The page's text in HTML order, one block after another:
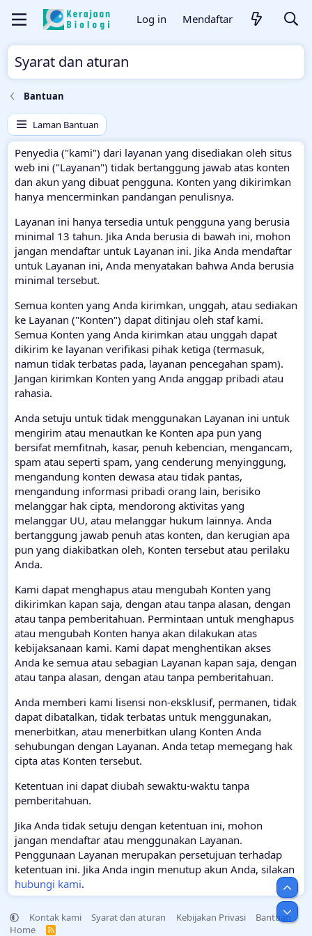
Log in Mendaftar
Syarat dan aturan
Bantuan
Laman Bantuan
Penyedia ("kami") dari layanan yang disediakan oleh situs
web ini ("Layanan") tidak bertanggung jawab atas konten
dan akun yang dibuat pengguna. Konten yang dikirimkan
hanya mencerminkan pandangan penulisnya.
Layanan ini hanya tersedia untuk pengguna yang berusia
minimal 13 tahun. Jika Anda berusia di bawah ini, mohon
jangan mendaftar untuk Layanan ini. Jika Anda mendaftar
untuk Layanan ini, Anda menyatakan bahwa Anda berusia
minimal tersebut.
Semua konten yang Anda kirimkan, unggah, atau sediakan
ke Layanan ("Konten") dapat ditinjau oleh staf kami.
Semua Konten yang Anda kirimkan atau unggah dapat
dikirim ke layanan verifikasi pihak ketiga (termasuk,
namun tidak terbatas pada, layanan pencegahan spam).
Jangan kirimkan Konten yang Anda anggap pribadi atau
rahasia.
Anda setuju untuk tidak menggunakan Layanan ini untuk
mengirim atau menautkan ke Konten apa pun yang
bersifat memfitnah, kasar, penuh kebencian, mengancam,
spam atau seperti spam, yang cenderung menyinggung,
mengandung konten dewasa atau tidak pantas,
mengandung informasi pribadi orang lain, berisiko
melanggar hak cipta, mendorong aktivitas yang
melanggar UU, atau melanggar hukum lainnya. Anda
bertanggung jawab penuh atas konten, dan kerugian apa
pun yang diakibatkan oleh, Konten tersebut atau perilaku
Anda.
Kami dapat menghapus atau mengubah Konten yang
dikirimkan kapan saja, dengan atau tanpa alasan, dengan
atau tanpa pemberitahuan. Permintaan untuk menghapus
atau mengubah Konten hanya akan dilakukan atas
kebijaksanaan kami. Kami dapat menghentikan akses
Anda ke semua atau sebagian Layanan kapan saja, dengan
atau tanpa alasan, dengan atau tanpa pemberitahuan.
Anda memberi kami lisensi non-eksklusif, permanen, tidak
dapat dibatalkan, tidak terbatas untuk menggunakan,
menerbitkan, atau menerbitkan ulang Konten Anda
sehubungan dengan Layanan. Anda tetap memegang hak
cipta atas Konten tersebut.
Ketentuan ini dapat diubah sewaktu-waktu tanpa
pemberitahuan.
Jika Anda tidak setuju dengan ketentuan ini, mohon
jangan mendaftar atau menggunakan Layanan.
Penggunaan Layanan merupakan persetujuan terhadap
ketentuan ini. Jika Anda ingin menutup akun Anda, silakan
hubungi kami.
Kontak kami Syarat dan aturan Kebijakan Privasi
Bantuan
Home
R
Top